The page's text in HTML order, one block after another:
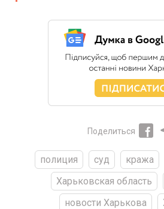
Поделиться
полиция суд кража
Харьковская область
новости Харькова